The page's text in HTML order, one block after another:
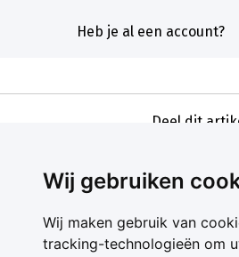
Wij gebruiken
Wij maken gebruik van
tracking-technologieën om
Heb je al een account?
Deel dit